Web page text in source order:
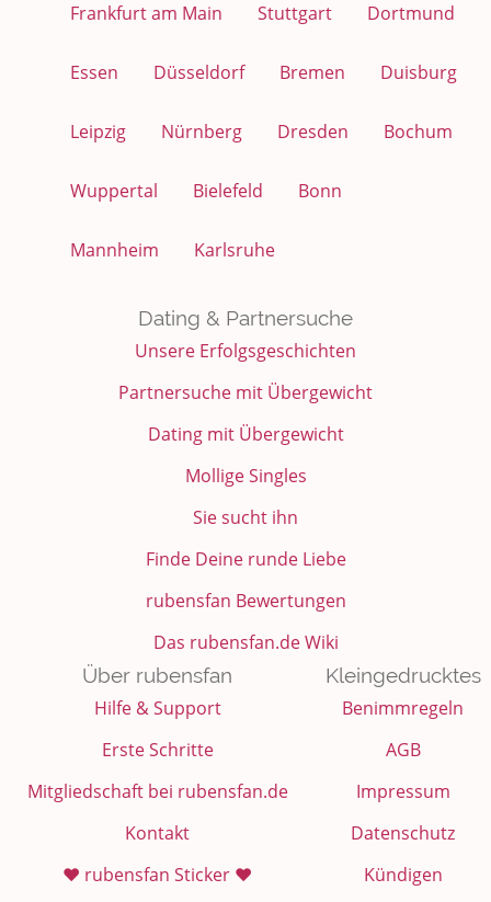
Frankfurt am Main Stuttgart Dortmund
Essen Düsseldorf Bremen Duisburg
Leipzig Nürnberg Dresden Bochum
Wuppertal Bielefeld Bonn
Mannheim Karlsruhe
Dating & Partnersuche
Unsere Erfolgsgeschichten
Partnersuche mit Übergewicht
Dating mit Übergewicht
Mollige Singles
Sie sucht ihn
Finde Deine runde Liebe
rubensfan Bewertungen
Das rubensfan.de Wiki
Über rubensfan
Hilfe & Support
Erste Schritte
Mitgliedschaft bei rubensfan.de
Kontakt
❤️ rubensfan Sticker ❤️
Kleingedrucktes
Benimmregeln
AGB
Impressum
Datenschutz
Kündigen